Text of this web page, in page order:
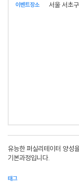
이벤트장소 서울 서초
유능한 퍼실리테이터 양성
기본과정입니다.
태그